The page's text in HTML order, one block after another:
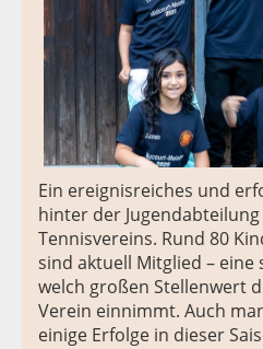
Ein ereignisreiches und
hinter der
Tennisvereins. Rund 80
sind aktuell Mitglied – eine
welch großen Stellenwert
Verein einnimmt. Auch
einige Erfolge in dieser